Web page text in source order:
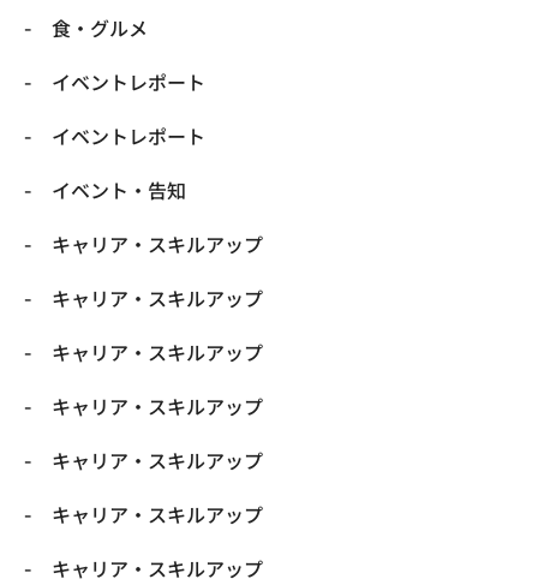
​食・グルメ
イベントレポート
イベントレポート
イベント・告知
キャリア・スキルアップ
キャリア・スキルアップ
キャリア・スキルアップ
キャリア・スキルアップ
キャリア・スキルアップ
キャリア・スキルアップ
キャリア・スキルアップ